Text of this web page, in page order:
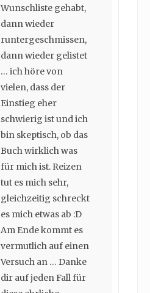
Wunschliste gehabt,
dann wieder
runtergeschmissen,
dann wieder gelistet
… ich höre von
vielen, dass der
Einstieg eher
schwierig ist und ich
bin skeptisch, ob das
Buch wirklich was
für mich ist. Reizen
tut es mich sehr,
gleichzeitig schreckt
es mich etwas ab :D
Am Ende kommt es
vermutlich auf einen
Versuch an … Danke
dir auf jeden Fall für